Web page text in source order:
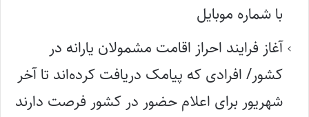
با شماره موبایل
آغاز فرایند احراز اقامت مشمولان یارانه در
کشور/ افرادی که پیامک دریافت کرده‌اند تا آخر
شهریور برای اعلام حضور در کشور فرصت دارند